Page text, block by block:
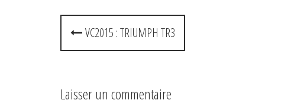
o
s
VC2015 : TRIUMPH TR3
Laisser un commentaire